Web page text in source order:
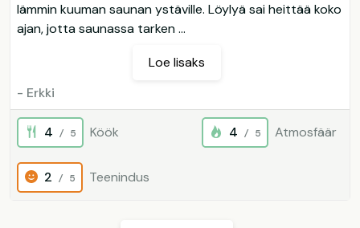
lämmin kuuman saunan ystäville. Löylyä sai heittää koko
ajan, jotta saunassa tarken ...
Loe lisaks
- Erkki
4 / 5 Köök 4 / 5 Atmosfäär
2 / 5 Teenindus